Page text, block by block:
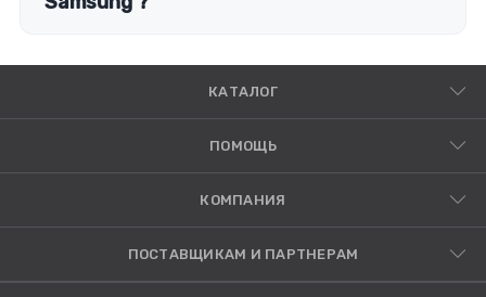
КАТАЛОГ
ПОМОЩЬ
КОМПАНИЯ
ПОСТАВЩИКАМ И ПАРТНЕРАМ